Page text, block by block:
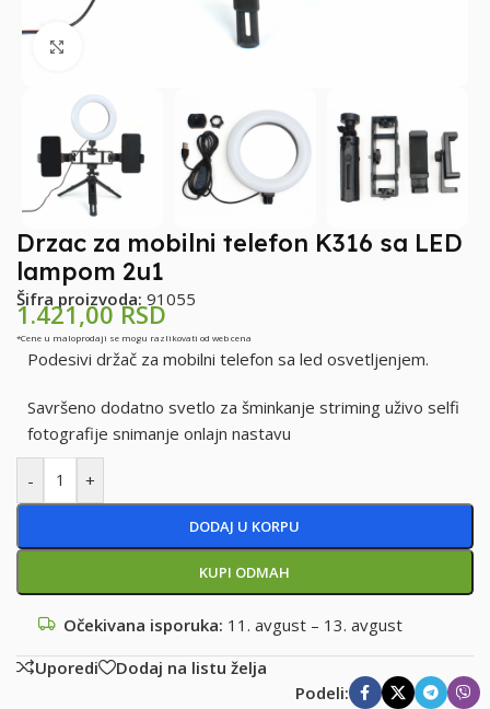
Drzac za mobilni telefon K316 sa LED
lampom 2u1
Šifra proizvoda: 91055
1.421,00RSD
*Cene u maloprodaji se mogu razlikovati od web cena
Podesivi držač za mobilni telefon sa led osvetljenjem.
Savršeno dodatno svetlo za šminkanje striming uživo selfi
fotografije snimanje onlajn nastavu
- +
DODAJ U KORPU
KUPI ODMAH
Očekivana isporuka: 11. avgust – 13. avgust
Uporedi
Dodaj na listu želja
Podeli: